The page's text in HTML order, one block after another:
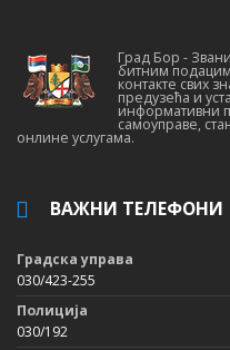
Град Бор -
битним
контакте свих
предузећа и
информативни
самоуправе,
онлине услугама.
ВАЖНИ ТЕЛЕФОНИ
Градска управа
030/423-255
Полиција
030/192